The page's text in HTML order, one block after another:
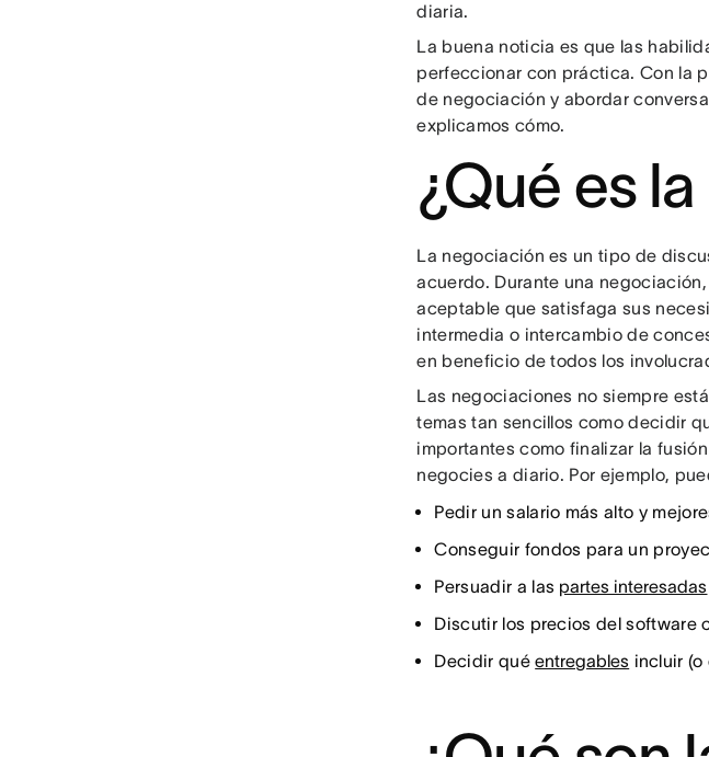
diaria.
La buena noticia es que las
perfeccionar con práctica. Con la
de negociación y abordar
explicamos cómo.
¿Qué es
La negociación es un tipo de
acuerdo. Durante una
aceptable que satisfaga sus
intermedia o intercambio de
en beneficio de todos los
Las negociaciones no siempre
temas tan sencillos como decidir
importantes como finalizar la
negocies a diario. Por ejemplo,
Pedir un salario más alto y
Conseguir fondos para un
Persuadir a las partes interesadas
Discutir los precios del software
Decidir quéentregables incluir (o